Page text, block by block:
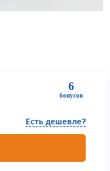
6
бонусов
Есть дешевле?